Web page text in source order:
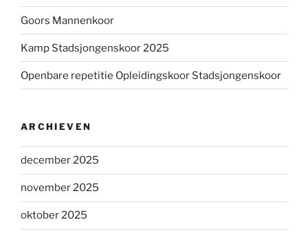
Goors Mannenkoor
Kamp Stadsjongenskoor 2025
Openbare repetitie Opleidingskoor Stadsjongenskoor
ARCHIEVEN
december 2025
november 2025
oktober 2025